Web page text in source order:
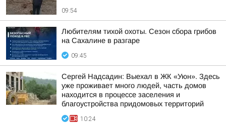
09:54
Любителям тихой охоты. Сезон сбора грибов
на Сахалине в разгаре
09:45
Сергей Надсадин: Выехал в ЖК «Уюн». Здесь
уже проживает много людей, часть домов
находится в процессе заселения и
благоустройства придомовых территорий
10:24